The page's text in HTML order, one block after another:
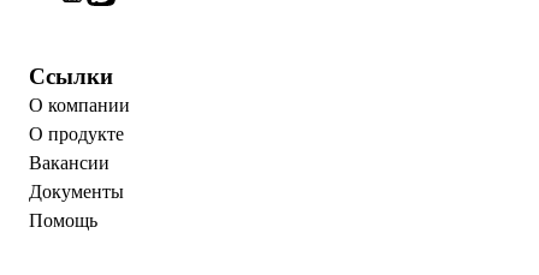
Ссылки
О компании
О продукте
Вакансии
Документы
Помощь